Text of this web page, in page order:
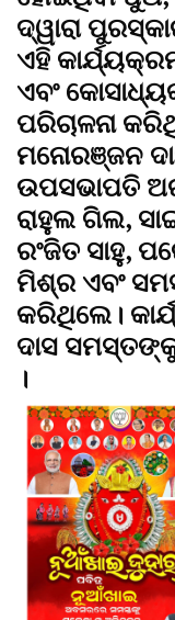
ଦ୍ୱାରା
ଏହି
ଏବଂ
ପରିଚାଳନା
ମନୋରଞ୍ଜନ
ଉପସଭାପତି
ରାହୁଲ ଗିଲ,
ରଂଜିତ ସାହୁ,
ମିଶ୍ର ଏବଂ
କରିଥିଲେ।
ଦାସ
।